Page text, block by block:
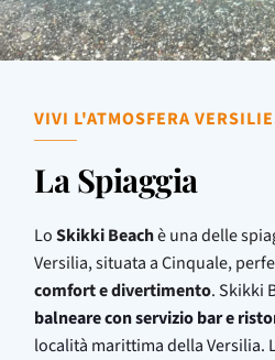
VIVI L'ATMOSFERA
La Spiaggia
LoSkikki Beachè una delle
Versilia, situata a Cinquale,
comfort e divertimento.Skikki
balneare con servizio bar e
località marittima della Versilia.